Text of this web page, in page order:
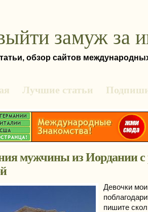
замуж за
обзор сайтов
Лучшие статьи
мужчины из Иордании с
Девочки
пишите